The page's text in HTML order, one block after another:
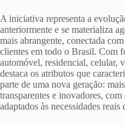
A iniciativa representa a
anteriormente e se materializa
mais abrangente, conectada
clientes em todo o Brasil. Com
automóvel, residencial, celular,
destaca os atributos que
parte de uma nova geração:
transparentes e inovadores,
adaptados às necessidades reais